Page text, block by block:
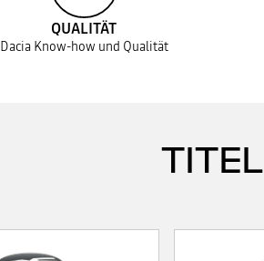
QUALITÄT
Dacia Know-how und Qualität
TITEL